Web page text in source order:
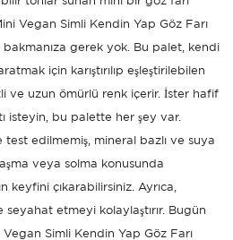
Vegan Simli Kendin Yap Göz Farı
gerek yok. Bu palet, kendi
için karıştırılıp eşleştirilebilen
ve uzun ömürlü renk içerir. İster hafif
isteyin, bu palette her şey var.
edilmemiş, mineral bazlı ve suya
veya solma konusunda
keyfini çıkarabilirsiniz. Ayrıca,
seyahat etmeyi kolaylaştırır. Bugün
Simli Kendin Yap Göz Farı